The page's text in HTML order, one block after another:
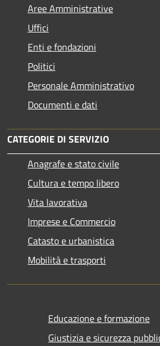
Aree Amministrative
Uffici
Enti e fondazioni
Politici
Personale Amministrativo
Documenti e dati
CATEGORIE DI SERVIZIO
Anagrafe e stato civile
Cultura e tempo libero
Vita lavorativa
Imprese e Commercio
Catasto e urbanistica
Mobilità e trasporti
Educazione e formazione
Giustizia e sicurezza